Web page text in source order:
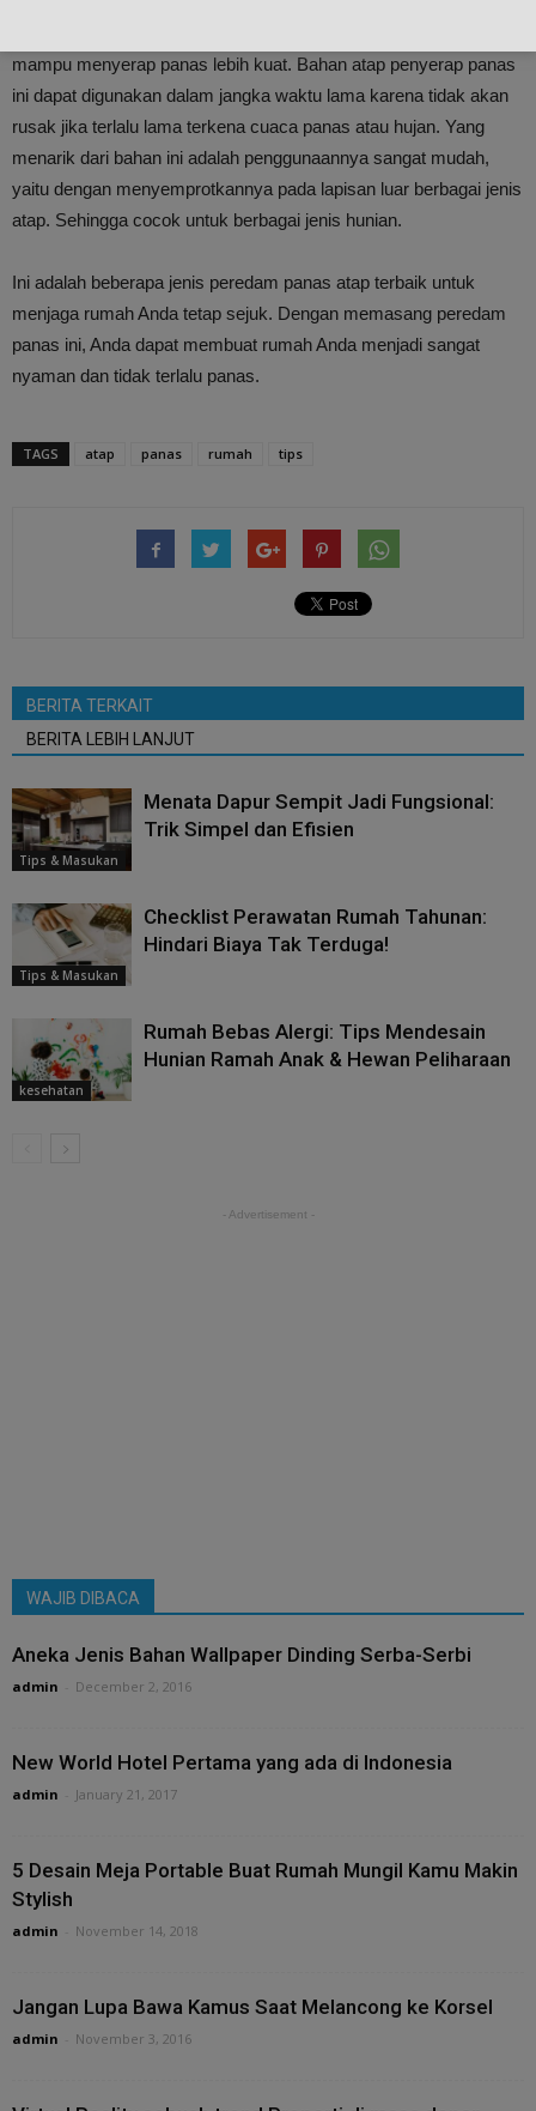
mampu menyerap panas lebih kuat. Bahan atap penyerap panas
ini dapat digunakan dalam jangka waktu lama karena tidak akan
rusak jika terlalu lama terkena cuaca panas atau hujan. Yang
menarik dari bahan ini adalah penggunaannya sangat mudah,
yaitu dengan menyemprotkannya pada lapisan luar berbagai jenis
atap. Sehingga cocok untuk berbagai jenis hunian.
Ini adalah beberapa jenis peredam panas atap terbaik untuk
menjaga rumah Anda tetap sejuk. Dengan memasang peredam
panas ini, Anda dapat membuat rumah Anda menjadi sangat
nyaman dan tidak terlalu panas.
TAGS atap panas rumah tips
BERITA TERKAIT
BERITA LEBIH LANJUT
Tips & Masukan
Menata Dapur Sempit Jadi Fungsional:
Trik Simpel dan Efisien
Tips & Masukan
Checklist Perawatan Rumah Tahunan:
Hindari Biaya Tak Terduga!
kesehatan
Rumah Bebas Alergi: Tips Mendesain
Hunian Ramah Anak & Hewan Peliharaan
- Advertisement -
WAJIB DIBACA
Aneka Jenis Bahan Wallpaper Dinding Serba-Serbi
admin December 2, 2016
New World Hotel Pertama yang ada di Indonesia
admin January 21, 2017
5 Desain Meja Portable Buat Rumah Mungil Kamu Makin
Stylish
admin November 14, 2018
Jangan Lupa Bawa Kamus Saat Melancong ke Korsel
admin November 3, 2016